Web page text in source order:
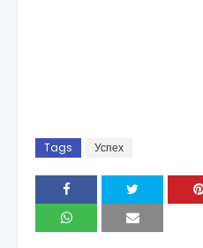
Tags Успех